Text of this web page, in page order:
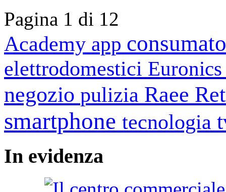
Pagina 1 di 12
Academy app
elettrodomestici
negozio pulizia Raee
smartphone tecnologia
In evidenza